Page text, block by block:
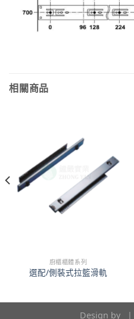
相關商品
廚櫃櫃體系列
選配/側裝式拉籃滑軌
Design by |